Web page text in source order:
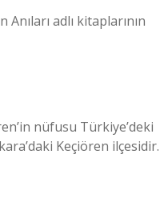
adlı kitaplarının
nüfusu Türkiye’deki
Keçiören ilçesidir.